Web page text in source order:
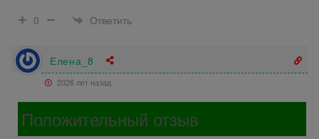
0
Ответить
Елена_8
2026 лет назад
Положительный отзыв